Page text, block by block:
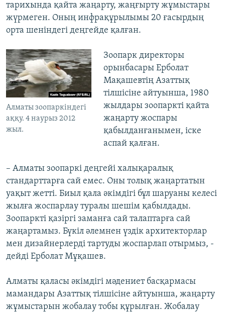
тарихында қайта жаңарту, жаңғырту жұмыстары
жүрмеген. Оның инфрақұрылымы 20 ғасырдың
орта шеніндегі деңгейде қалған.
Алматы зоопаркіндегі
аққу. 4 наурыз 2012
жыл.
Зоопарк директоры
орынбасары Ерболат
Мақашевтің Азаттық
тілшісіне айтуынша, 1980
жылдары зоопаркті қайта
жаңарту жоспары
қабылданғанымен, іске
аспай қалған.
– Алматы зоопаркі деңгейі халықаралық
стандарттарға сай емес. Оны толық жаңартатын
уақыт жетті. Биыл қала әкімдігі бұл шаруаны келесі
жылға жоспарлау туралы шешім қабылдады.
Зоопаркті қазіргі заманға сай талаптарға сай
жаңартамыз. Бүкіл әлемнен үздік архитекторлар
мен дизайнерлерді тартуды жоспарлап отырмыз, -
дейді Ерболат Мұқашев.
Алматы қаласы әкімдігі мәдениет басқармасы
мамандары Азаттық тілшісіне айтуынша, жаңарту
жұмыстарын жобалау тобы құрылған. Жобалау